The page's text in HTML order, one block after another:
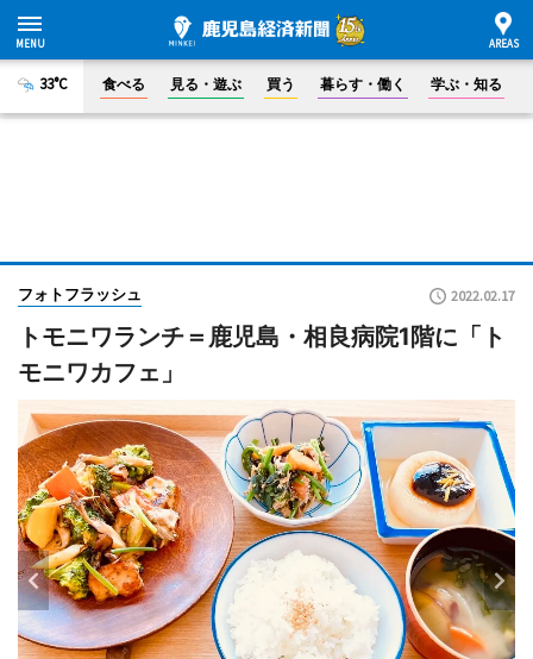
33°C 食べる 見る・遊ぶ 買う 暮らす・働く 学ぶ・知る
フォトフラッシュ 2022.02.17
トモニワランチ＝鹿児島・相良病院1階に「ト
モニワカフェ」